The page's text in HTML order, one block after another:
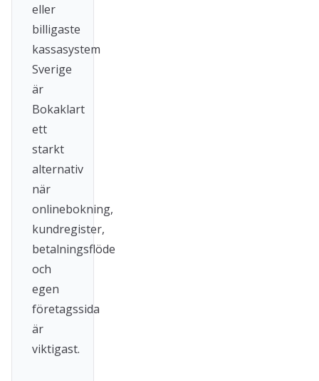
eller
billigaste
kassasystem
Sverige
är
Bokaklart
ett
starkt
alternativ
när
onlinebokning,
kundregister,
betalningsflöde
och
egen
företagssida
är
viktigast.